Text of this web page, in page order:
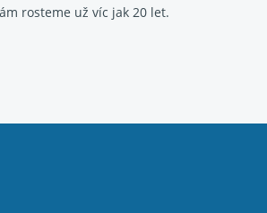
rosteme už víc jak 20 let.